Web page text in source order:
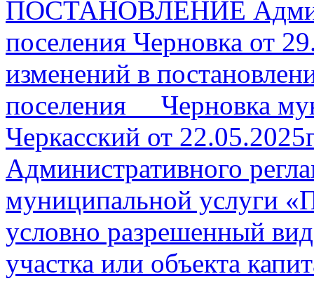
ПОСТАНОВЛЕНИЕ
поселения Черновка от
изменений в
поселения Черновка
Черкасский от
Административного
муниципальной услуги
условно разрешенный
участка или объекта